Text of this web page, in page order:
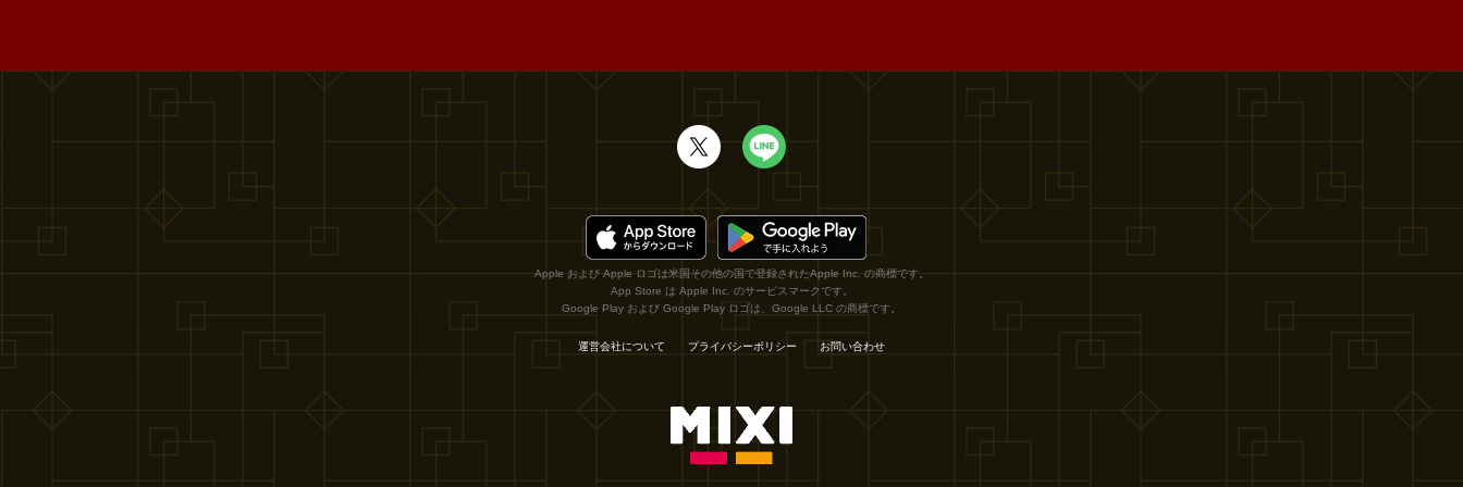
Apple および Apple ロゴは米国その他の国で登録されたApple Inc. の商標です。
App Store は Apple Inc. のサービスマークです。
Google Play および Google Play ロゴは、Google LLC の商標です。
運営会社について プライバシーポリシー お問い合わせ